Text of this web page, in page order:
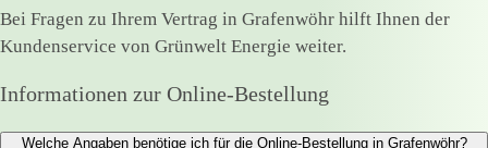
Bei Fragen zu Ihrem Vertrag in Grafenwöhr hilft Ihnen der
Kundenservice von Grünwelt Energie weiter.
Informationen zur Online-Bestellung
Welche Angaben benötige ich für die Online-Bestellung in Grafenwöhr?